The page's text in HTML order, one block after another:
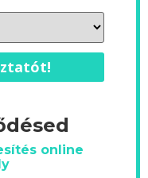
online